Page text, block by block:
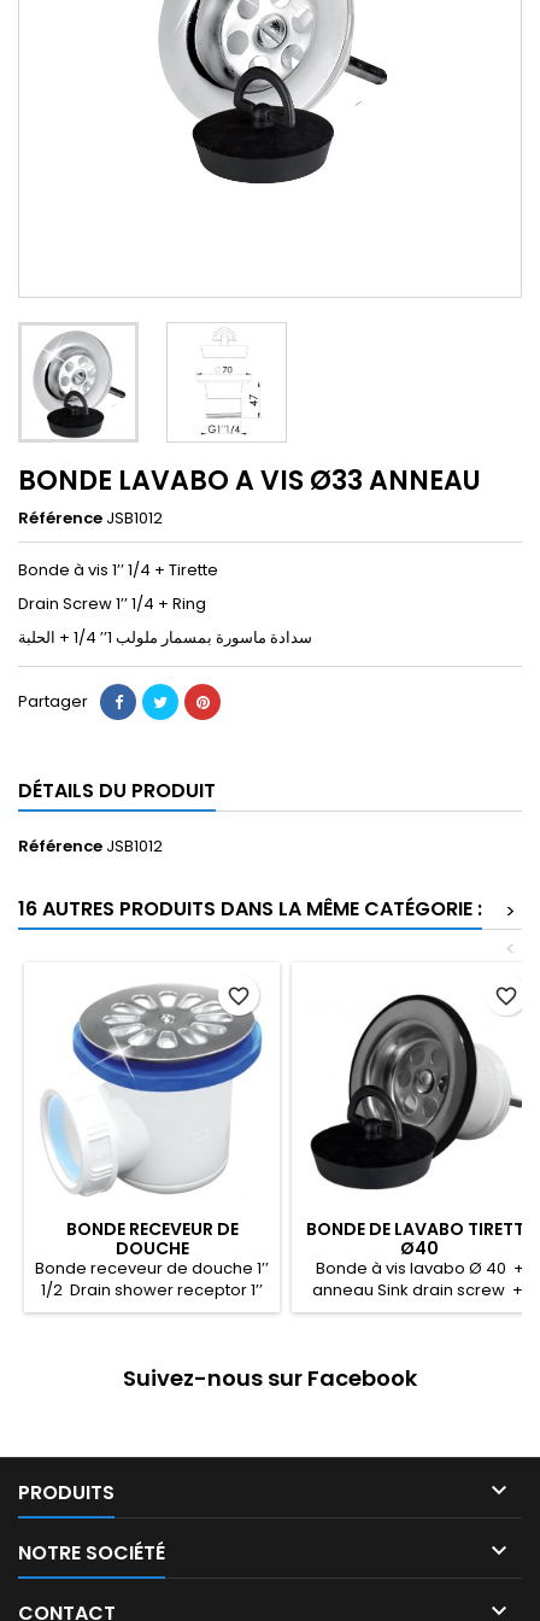
BONDE LAVABO A VIS Ø33 ANNEAU
Référence JSB1012
Bonde à vis 1’’ 1/4 + Tirette
Drain Screw 1’’ 1/4 + Ring
Partager
DÉTAILS DU PRODUIT
Référence JSB1012
16 AUTRES PRODUITS DANS LA MÊME CATÉGORIE :
>
<
BONDE RECEVEUR DE
DOUCHE
Bonde receveur de douche 1’’
1/2 Drain shower receptor 1’’
1/2 سيفون حوض قدم 1’’ 1/2
favorite_border
BONDE DE LAVABO TIRETTE
Ø40
Bonde à vis lavabo Ø 40 +
anneau Sink drain screw +
ring سدادة ماسورة حوض بمسمار
favorite_border
Suivez-nous sur Facebook
PRODUITS 
NOTRE SOCIÉTÉ 
CONTACT 